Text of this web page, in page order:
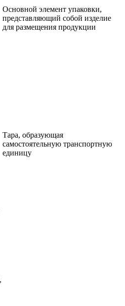
Основной элемент упаковки,
представляющий собой изделие
для размещения продукции
Тара, образующая
самостоятельную транспортную
единицу